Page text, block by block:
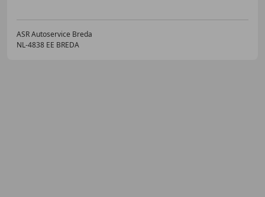
ASR Autoservice Breda
NL-4838 EE BREDA